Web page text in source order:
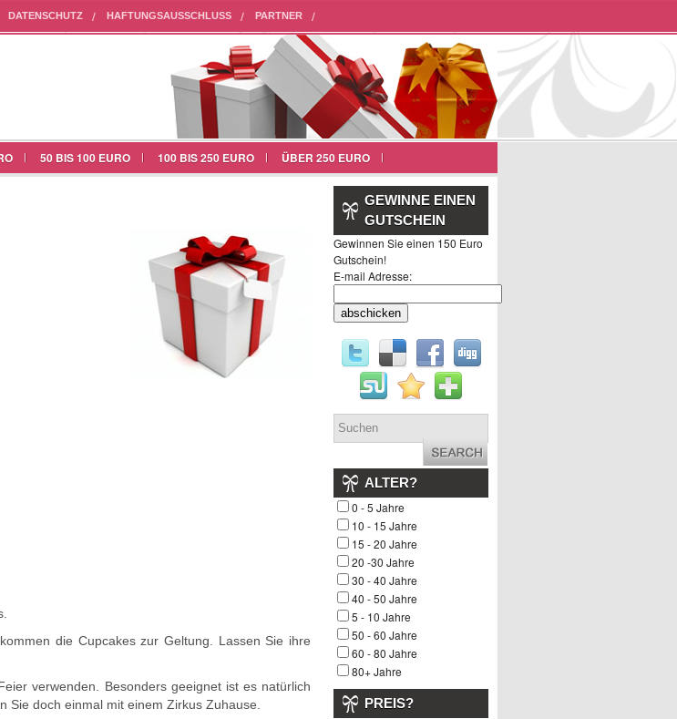
DATENSCHUTZ HAFTUNGSAUSSCHLUSS PARTNER
50 BIS 100 EURO 100 BIS 250 EURO ÜBER 250 EURO
die Cupcakes zur Geltung. Lassen Sie ihre
verwenden. Besonders geeignet ist es natürlich
Sie doch einmal mit einem Zirkus Zuhause.
GEWINNE EINEN
GUTSCHEIN
Gewinnen Sie einen 150 Euro
Gutschein!
E-mail Adresse:
ALTER?
0 - 5 Jahre
10 - 15 Jahre
15 - 20 Jahre
20 -30 Jahre
30 - 40 Jahre
40 - 50 Jahre
5 - 10 Jahre
50 - 60 Jahre
60 - 80 Jahre
80+ Jahre
PREIS?